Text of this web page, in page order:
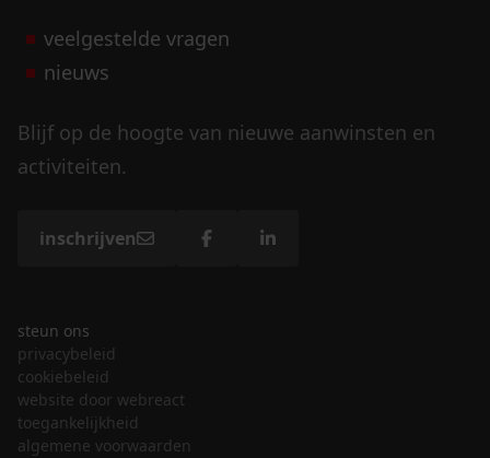
veelgestelde vragen
nieuws
Blijf op de hoogte van nieuwe aanwinsten en
activiteiten.
inschrijven
steun ons
privacybeleid
cookiebeleid
website door webreact
toegankelijkheid
algemene voorwaarden